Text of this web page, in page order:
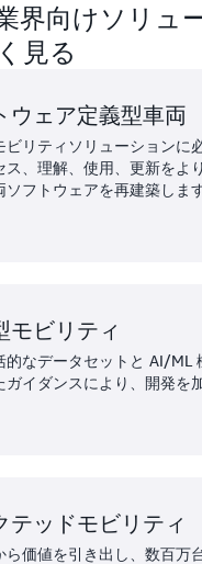
界向けソリュ
見る
ウェア定義型車両
ビリティソリューションに
ス、理解、使用、更新をよ
ソフトウェアを再建築します
モビリティ
的なデータセットと AI/ML
ガイダンスにより、開発を
テッドモビリティ
ら価値を引き出し、数百万